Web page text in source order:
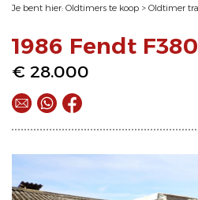
Je bent hier: Oldtimers te koop > Oldtimer
1986 Fendt
€ 28.000